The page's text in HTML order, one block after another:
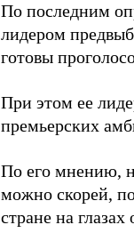
По последним
лидером
готовы
При этом ее
премьерских
По его мнению,
можно скорей,
стране на